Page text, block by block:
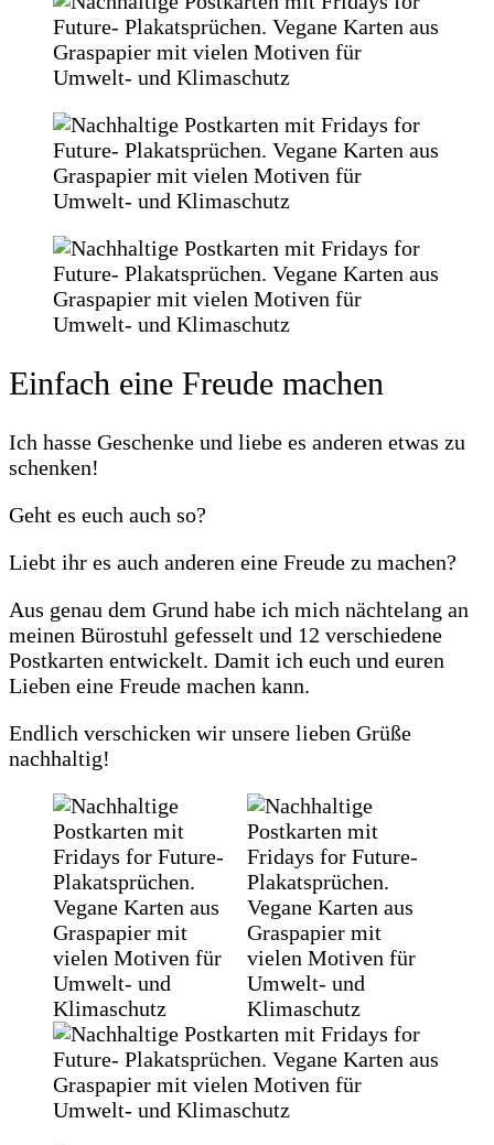
Einfach eine Freude machen
Ich hasse Geschenke und liebe es anderen etwas zu
schenken!
Geht es euch auch so?
Liebt ihr es auch anderen eine Freude zu machen?
Aus genau dem Grund habe ich mich nächtelang an
meinen Bürostuhl gefesselt und 12 verschiedene
Postkarten entwickelt. Damit ich euch und euren
Lieben eine Freude machen kann.
Endlich verschicken wir unsere lieben Grüße
nachhaltig!